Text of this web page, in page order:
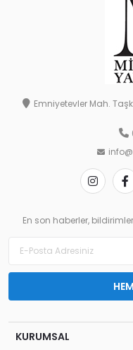
Emniyetevler Mah.
En son haberler,
KURUMSAL